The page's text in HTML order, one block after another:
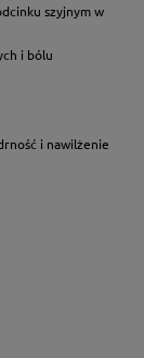
szyjnym w
i bólu
i nawilżenie